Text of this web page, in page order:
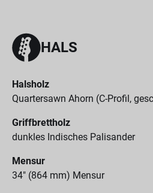
HALS
Halsholz
Quartersawn Ahorn (C-Profil,
Griffbrettholz
dunkles Indisches Palisander
Mensur
34" (864 mm) Mensur